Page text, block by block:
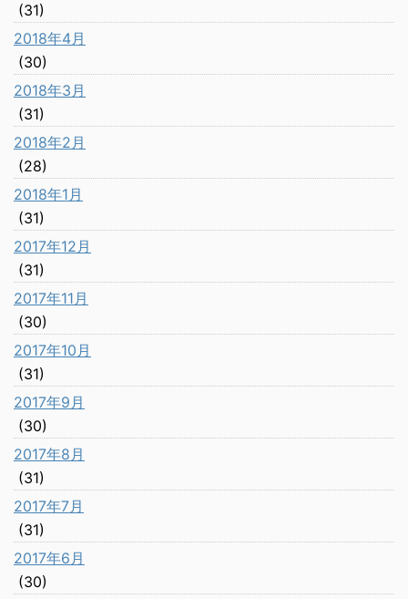
(31)
2018年4月
(30)
2018年3月
(31)
2018年2月
(28)
2018年1月
(31)
2017年12月
(31)
2017年11月
(30)
2017年10月
(31)
2017年9月
(30)
2017年8月
(31)
2017年7月
(31)
2017年6月
(30)